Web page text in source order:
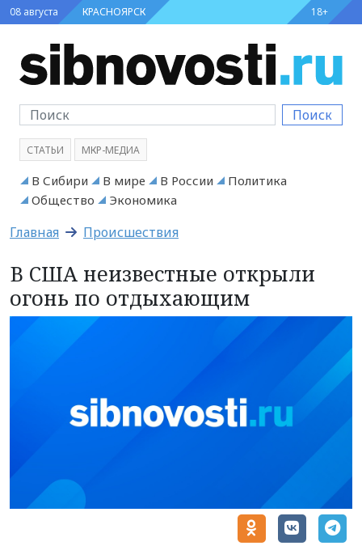
08 августа КРАСНОЯРСК 18+
Поиск
СТАТЬИ МКР-МЕДИА
В Сибири В мире В России
Политика
Общество
Экономика
Главная Происшествия
В США неизвестные открыли
огонь по отдыхающим